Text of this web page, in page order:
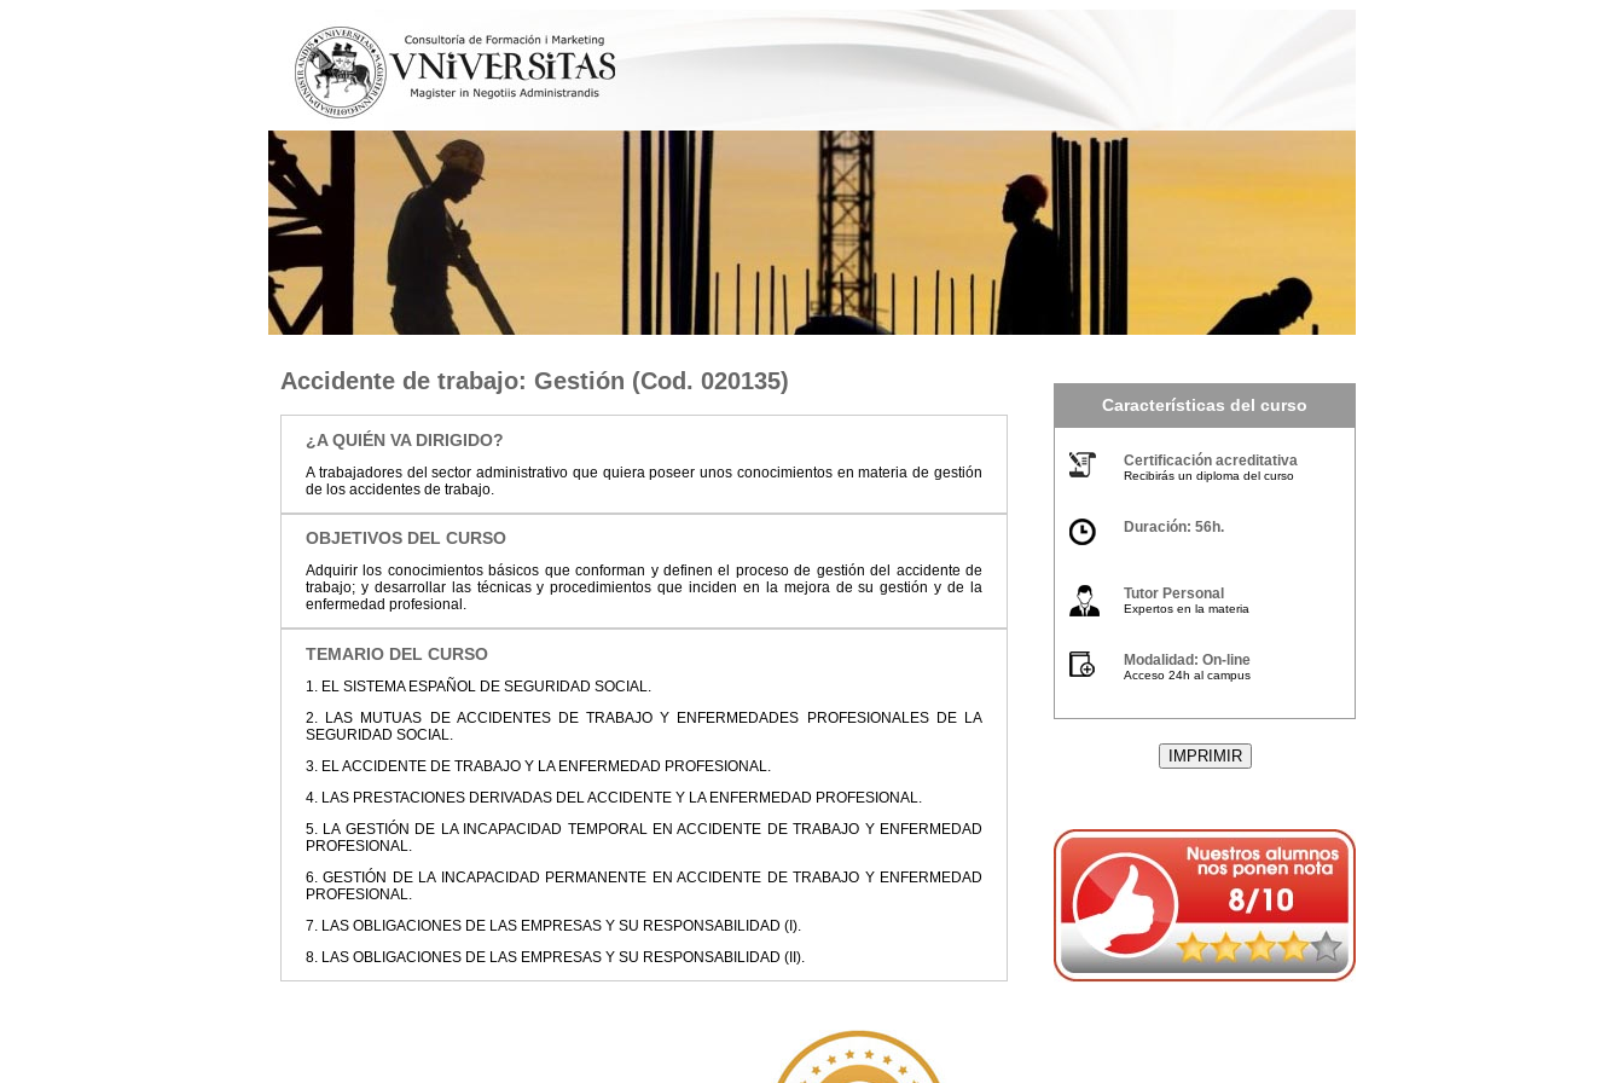
Accidente de trabajo: Gestión (Cod. 020135)
¿A QUIÉN VA DIRIGIDO?
A trabajadores del sector administrativo que quiera poseer unos conocimientos en materia de gestión
de los accidentes de trabajo.
OBJETIVOS DEL CURSO
Adquirir los conocimientos básicos que conforman y definen el proceso de gestión del accidente de
trabajo; y desarrollar las técnicas y procedimientos que inciden en la mejora de su gestión y de la
enfermedad profesional.
TEMARIO DEL CURSO
1. EL SISTEMA ESPAÑOL DE SEGURIDAD SOCIAL.
2. LAS MUTUAS DE ACCIDENTES DE TRABAJO Y ENFERMEDADES PROFESIONALES DE LA
SEGURIDAD SOCIAL.
3. EL ACCIDENTE DE TRABAJO Y LA ENFERMEDAD PROFESIONAL.
4. LAS PRESTACIONES DERIVADAS DEL ACCIDENTE Y LA ENFERMEDAD PROFESIONAL.
5. LA GESTIÓN DE LA INCAPACIDAD TEMPORAL EN ACCIDENTE DE TRABAJO Y ENFERMEDAD
PROFESIONAL.
6. GESTIÓN DE LA INCAPACIDAD PERMANENTE EN ACCIDENTE DE TRABAJO Y ENFERMEDAD
PROFESIONAL.
7. LAS OBLIGACIONES DE LAS EMPRESAS Y SU RESPONSABILIDAD (I).
8. LAS OBLIGACIONES DE LAS EMPRESAS Y SU RESPONSABILIDAD (II).
Características del curso
Certificación acreditativa
Recibirás un diploma del curso
Duración: 56h.
Tutor Personal
Expertos en la materia
Modalidad: On-line
Acceso 24h al campus